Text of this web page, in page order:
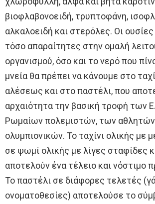
βιοφλαβονοειδή, τρυπτοφάνη,
αλκαλοειδή και στερόλες. Οι ουσίες
τόσο απαραίτητες στην ομαλή
οργανισμού, όσο και το νερό που
μνεία θα πρέπει να κάνουμε στο
αλέσεως και στο παστέλι, που
αρχαιότητα την βασική τροφή των
Ρωμαίων πολεμιστών, των
ολυμπιονικών. Το ταχίνι ολικής με
σε ψωμί ολικής με λίγες σταφίδες
αποτελούν ένα τέλειο και νόστιμο
Το παστέλι σε διάφορες τελετές
ονοματοθεσίες) αποτελούσε το